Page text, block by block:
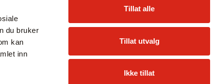
du bruker
kan
inn
Tillat alle
Tillat utvalg
Ikke tillat